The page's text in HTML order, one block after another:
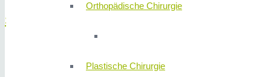
Orthopädische Chirurgie
Plastische Chirurgie
Schilddrüse
Schilddrüsentumore